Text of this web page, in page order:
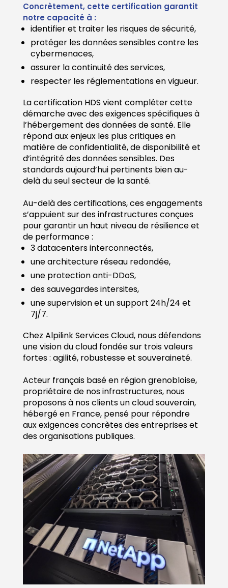
Concrètement, cette certification garantit
notre capacité à :
identifier et traiter les risques de sécurité,
protéger les données sensibles contre les
cybermenaces,
assurer la continuité des services,
respecter les réglementations en vigueur.
La certification HDS vient compléter cette
démarche avec des exigences spécifiques à
l’hébergement des données de santé. Elle
répond aux enjeux les plus critiques en
matière de confidentialité, de disponibilité et
d’intégrité des données sensibles. Des
standards aujourd’hui pertinents bien au-
delà du seul secteur de la santé.
Au-delà des certifications, ces engagements
s’appuient sur des infrastructures conçues
pour garantir un haut niveau de résilience et
de performance :
3 datacenters interconnectés,
une architecture réseau redondée,
une protection anti-DDoS,
des sauvegardes intersites,
une supervision et un support 24h/24 et
7j/7.
Chez Alpilink Services Cloud, nous défendons
une vision du cloud fondée sur trois valeurs
fortes : agilité, robustesse et souveraineté.
Acteur français basé en région grenobloise,
propriétaire de nos infrastructures, nous
proposons à nos clients un cloud souverain,
hébergé en France, pensé pour répondre
aux exigences concrètes des entreprises et
des organisations publiques.